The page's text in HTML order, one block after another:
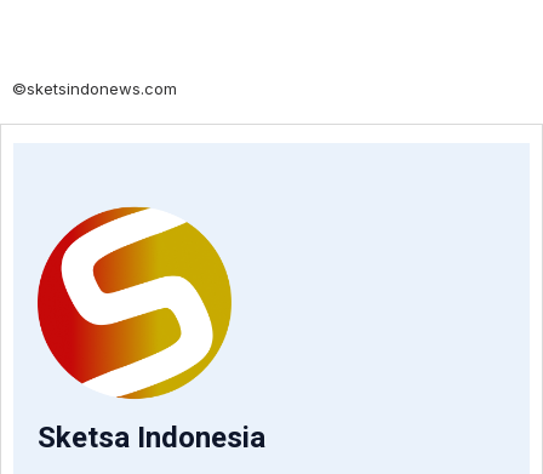
©sketsindonews.com
Sketsa Indonesia